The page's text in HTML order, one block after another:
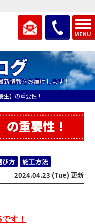
MENU
グ
新情報をお届けします！
生】の重要性！
重要性！
び方
施工方法
2024.04.23 (Tue) 更新
す！